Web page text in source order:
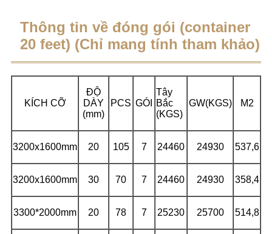
Thông tin về đóng gói (container
20 feet) (Chỉ mang tính tham khảo)
KÍCH CỠ
ĐỘ
DÀY
(mm)
PCS GÓI
Tây
Bắc
(KGS)
GW(KGS) M2
3200x1600mm 20 105 7 24460 24930 537,6
3200x1600mm 30 70 7 24460 24930 358,4
3300*2000mm 20 78 7 25230 25700 514,8